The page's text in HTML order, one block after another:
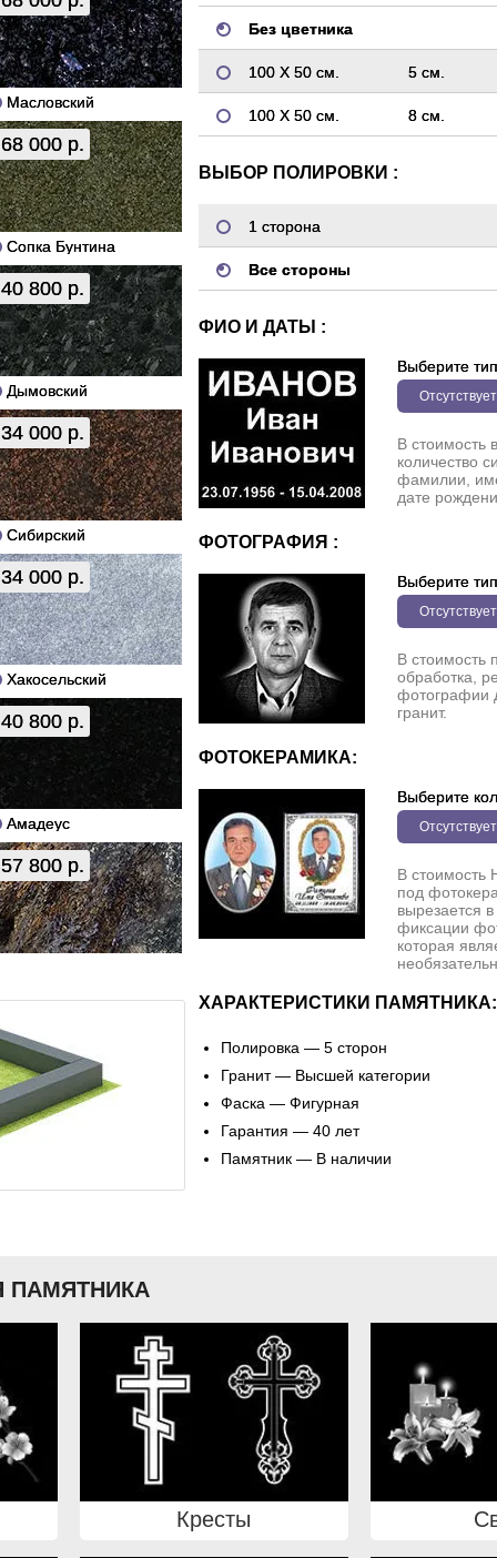
Масловский
68 000 р.
Сопка Бунтина
40 800 р.
Дымовский
34 000 р.
Сибирский
34 000 р.
Хакосельский
40 800 р.
Амадеус
57 800 р.
Без цветника
100 Х 50 см. 5 см.
100 Х 50 см. 8 см.
ВЫБОР ПОЛИРОВКИ :
1 сторона
Все стороны
ФИО И ДАТЫ :
Выберите тип
Отсутствует
В стоимость
количество
фамилии,
дате
ФОТОГРАФИЯ :
Выберите тип
Отсутствует
В стоимость
обработка,
фотографии
гранит.
ФОТОКЕРАМИКА:
Выберите
Отсутствует
В стоимость
под
вырезается
фиксации
которая
ХАРАКТЕРИСТИКИ ПАМЯТНИКА:
Полировка — 5 сторон
Гранит — Высшей категории
Фаска — Фигурная
Гарантия — 40 лет
Памятник — В наличии
ПАМЯТНИКА
Кресты